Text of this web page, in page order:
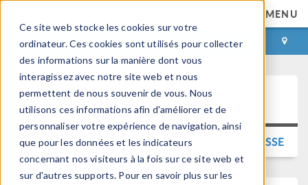
Ce site web stocke les cookies sur votre
ordinateur. Ces cookies sont utilisés pour collecter
des informations sur la manière dont vous
interagissez avec notre site web et nous
permettent de nous souvenir de vous. Nous
utilisons ces informations afin d'améliorer et de
personnaliser votre expérience de navigation, ainsi
que pour les données et les indicateurs
concernant nos visiteurs à la fois sur ce site web et
sur d'autres supports. Pour en savoir plus sur les
MENU
CONNEXION CONTACT
Press Release
RETOUR AUX COMMUNIQUÉS DE PRESSE